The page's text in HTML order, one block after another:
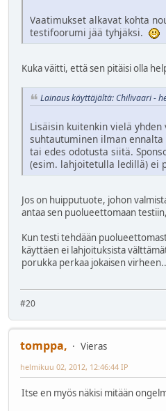
Vaatimukset alkavat kohta
testifoorumi jää tyhjäksi.
Kuka väitti, että sen pitäisi olla
Lainaus käyttäjältä: Chilivaari -
Lisäisin kuitenkin vielä
suhtautuminen ilman
tai edes odotusta siitä.
(esim. lahjoitetulla ledillä) ei
Jos on huipputuote, johon
antaa sen puolueettomaan
Kun testi tehdään
käyttäen ei lahjoituksista
porukka perkaa jokaisen
#20
tomppa,
Vieras
helmikuu 02, 2012, 12:46:44 IP
Itse en myös näkisi mitään